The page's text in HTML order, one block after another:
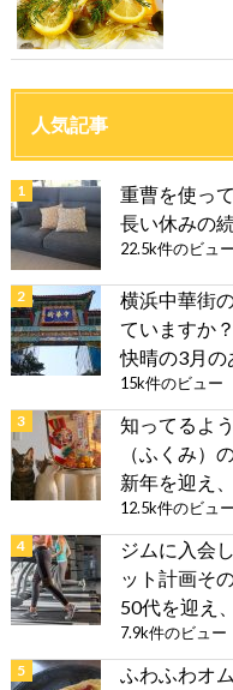
人気記事
重曹を使っ
長い休みの
22.5k件のビュー
横浜中華街
ていますか？
快晴の3月の
15k件のビュー
知ってるよ
（ふくみ）
新年を迎え
12.5k件のビュー
ジムに入会
ット計画そ
50代を迎え
7.9k件のビュー
ふわふわオ